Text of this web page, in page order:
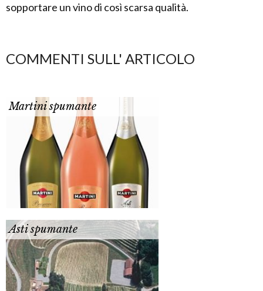
sopportare un vino di così scarsa qualità.
COMMENTI SULL' ARTICOLO
Martini spumante
Asti spumante